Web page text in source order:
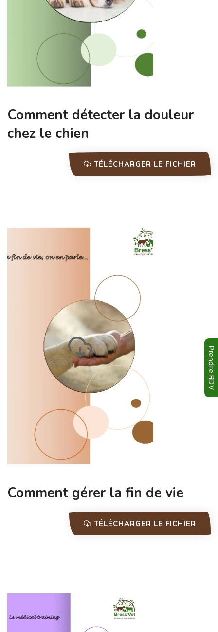
Comment détecter la douleur
chez le chien
TÉLÉCHARGER LE FICHIER
Comment gérer la fin de vie
TÉLÉCHARGER LE FICHIER
Prendre RDV